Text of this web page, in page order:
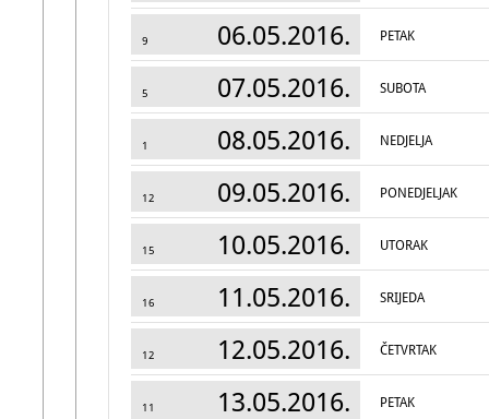
9 06.05.2016. PETAK
5 07.05.2016. SUBOTA
1 08.05.2016. NEDJELJA
12 09.05.2016. PONEDJELJAK
15 10.05.2016. UTORAK
16 11.05.2016. SRIJEDA
12 12.05.2016. ČETVRTAK
11 13.05.2016. PETAK